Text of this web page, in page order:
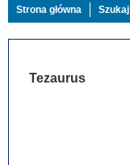
Strona główna Szukaj
Tezaurus